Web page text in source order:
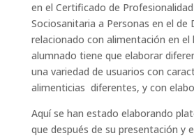
en el Certificado de
Sociosanitaria a Personas en el de
relacionado con alimentación en el
alumnado tiene que elaborar
una variedad de usuarios con
alimenticias diferentes, y con
Aquí se han estado elaborando
que después de su presentación y